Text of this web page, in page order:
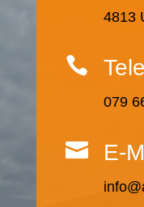
4813

079
 E-